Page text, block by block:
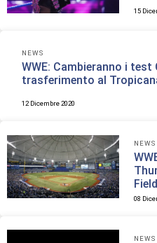
15
NEWS
WWE: Cambieranno i test
trasferimento al
12 Dicembre 2020
NEWS
08
NEWS